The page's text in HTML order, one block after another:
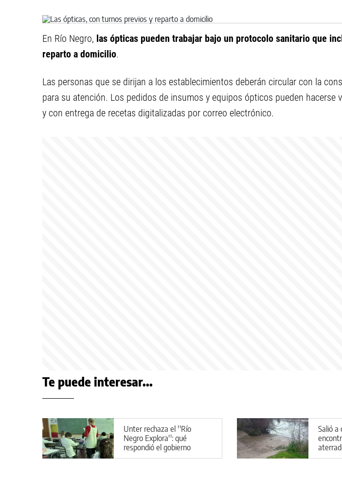
En Río Negro, las ópticas pueden trabajar bajo un protocolo sanitario que
reparto a domicilio.
Las personas que se dirijan a los establecimientos deberán circular con la
para su atención. Los pedidos de insumos y equipos ópticos pueden hacerse
y con entrega de recetas digitalizadas por correo electrónico.
Te puede interesar...
Unter rechaza el ''Río
Negro Explora'': qué
respondió el gobierno
provincial
Salió a